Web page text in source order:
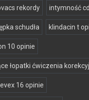
rekordy intymność
schudła klindacin t
10 opinie
łopatki ćwiczenia
16 opinie